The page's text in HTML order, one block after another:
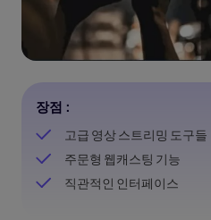
장점 :
고급 영상 스트리밍 도구들
주문형 웹캐스팅 기능
직관적인 인터페이스